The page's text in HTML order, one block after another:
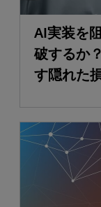
AI実装を
破するか
す隠れた